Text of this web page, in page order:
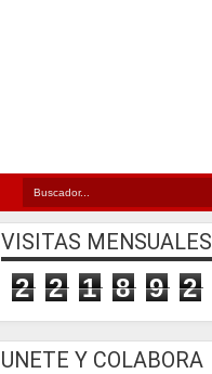
VISITAS MENSUALES
2 2 1 8 9 2
UNETE Y COLABORA